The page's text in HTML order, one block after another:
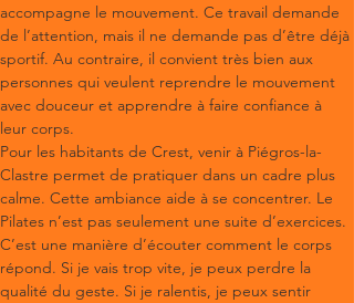
accompagne le mouvement. Ce travail demande
de l’attention, mais il ne demande pas d’être déjà
sportif. Au contraire, il convient très bien aux
personnes qui veulent reprendre le mouvement
avec douceur et apprendre à faire confiance à
leur corps.
Pour les habitants de Crest, venir à Piégros-la-
Clastre permet de pratiquer dans un cadre plus
calme. Cette ambiance aide à se concentrer. Le
Pilates n’est pas seulement une suite d’exercices.
C’est une manière d’écouter comment le corps
répond. Si je vais trop vite, je peux perdre la
qualité du geste. Si je ralentis, je peux sentir